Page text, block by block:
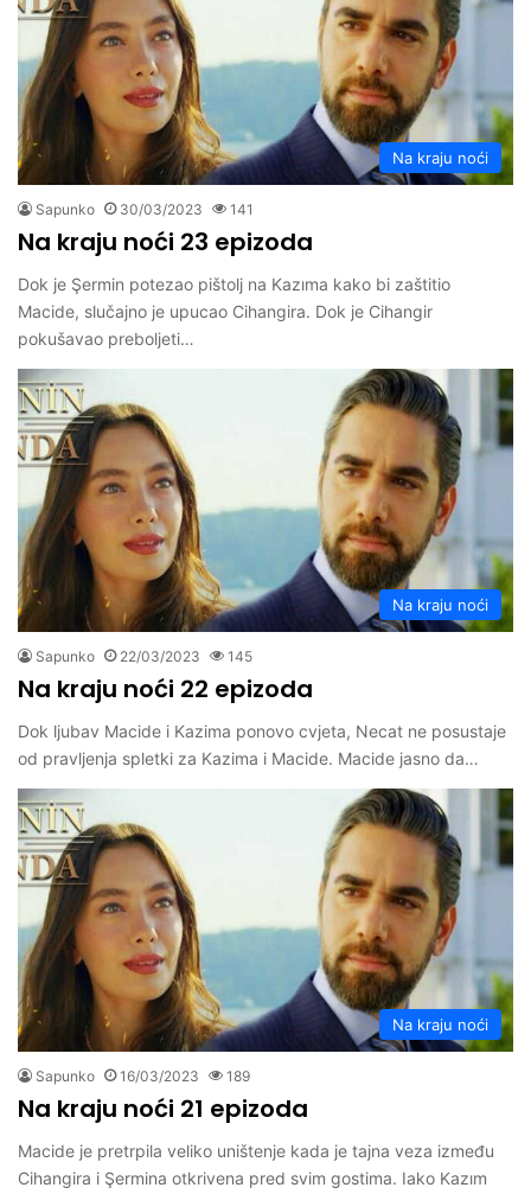
Na kraju noći
Sapunko 30/03/2023 141
Na kraju noći 23 epizoda
Dok je Şermin potezao pištolj na Kazıma kako bi zaštitio
Macide, slučajno je upucao Cihangira. Dok je Cihangir
pokušavao preboljeti…
Na kraju noći
Sapunko 22/03/2023 145
Na kraju noći 22 epizoda
Dok ljubav Macide i Kazima ponovo cvjeta, Necat ne posustaje
od pravljenja spletki za Kazima i Macide. Macide jasno da…
Na kraju noći
Sapunko 16/03/2023 189
Na kraju noći 21 epizoda
Macide je pretrpila veliko uništenje kada je tajna veza između
Cihangira i Şermina otkrivena pred svim gostima. Iako Kazım